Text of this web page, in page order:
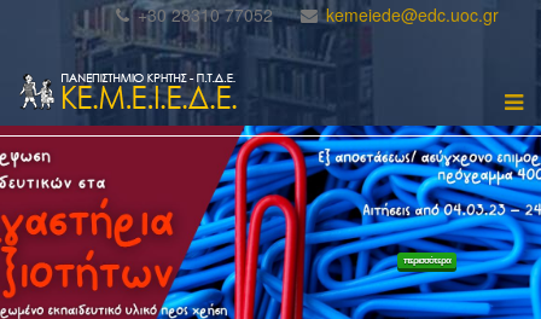
+30 28310 77052 kemeiede@edc.uoc.gr
περισσότερα